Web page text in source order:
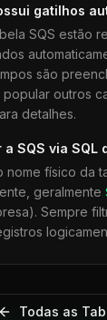
gatilhos
SQS estão
são
outros
detalhes.
a SQS via SQL
nome físico da
geralmente
Sempre
Todas as